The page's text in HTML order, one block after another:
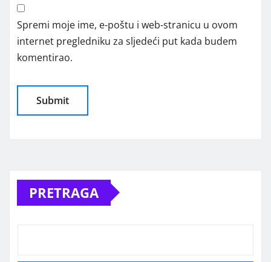
Spremi moje ime, e-poštu i web-stranicu u ovom
internet pregledniku za sljedeći put kada budem
komentirao.
PRETRAGA